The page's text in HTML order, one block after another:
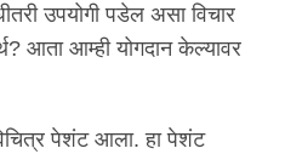
उपयोगी पडेल असा विचार
आता आम्ही योगदान केल्यावर
पेशंट आला. हा पेशंट